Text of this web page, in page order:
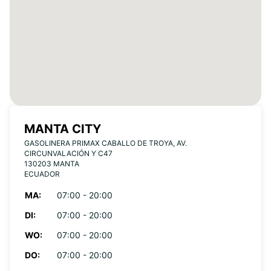
MANTA CITY
GASOLINERA PRIMAX CABALLO DE TROYA, AV.
CIRCUNVALACIÓN Y C47
130203 MANTA
ECUADOR
MA:
07:00 - 20:00
DI:
07:00 - 20:00
WO:
07:00 - 20:00
DO:
07:00 - 20:00